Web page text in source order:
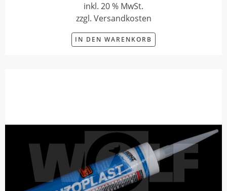
inkl. 20 % MwSt.
zzgl. Versandkosten
IN DEN WARENKORB